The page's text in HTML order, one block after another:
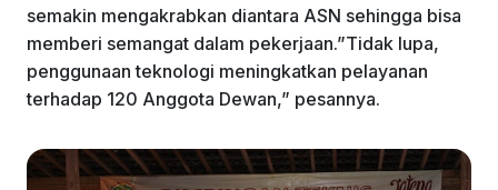
semakin mengakrabkan diantara ASN sehingga bisa
memberi semangat dalam pekerjaan.”Tidak lupa,
penggunaan teknologi meningkatkan pelayanan
terhadap 120 Anggota Dewan,” pesannya.